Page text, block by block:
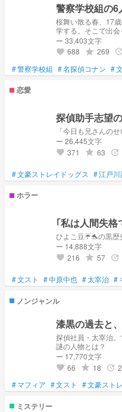
警察学校組の
桜舞い散る春、17
学する。そこで出会
らは、それぞれ一癖
事件に挑み、持ち前
後、伝説の英雄・
甲分隊、通称"猟犬
へと足を踏み入れ
ー 33,403文字
favorite 688 grade 269 update
#警察学校組 #名探偵コナン #
恋愛
探偵助手志望
「今日も兄さんの
ー 26,445文字
favorite 371 grade 63 update
#文豪ストレイドッグス #江戸川
ホラー
｢私は人間失格
ひよこ豆☔🐬の黒歴
ー 14,888文字
favorite 216 grade 57 update
#文スト #中原中也 #太宰治 #
ノンジャンル
漆黒の過去と
探偵社員・太宰治
謎の人物とは？
ー 17,770文字
favorite 66 grade 18 update
#マフィア #文スト #文豪スト
ミステリー